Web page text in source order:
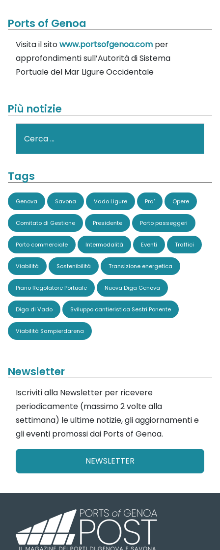
Ports of Genoa
Visita il sitowww.portsofgenoa.com per
approfondimenti sull’Autorità di Sistema
Portuale del Mar Ligure Occidentale
Più notizie
Tags
Genova Savona Vado Ligure Pra' Opere
Comitato di Gestione Presidente Porto passeggeri
Porto commerciale Intermodalità Eventi Traffici
Viabilità Sostenibilità Transizione energetica
Piano Regolatore Portuale Nuova Diga Genova
Diga di Vado Sviluppo cantieristica Sestri Ponente
Viabilità Sampierdarena
Newsletter
Iscriviti alla Newsletter per ricevere
periodicamente (massimo 2 volte alla
settimana) le ultime notizie, gli aggiornamenti e
gli eventi promossi dai Ports of Genoa.
NEWSLETTER